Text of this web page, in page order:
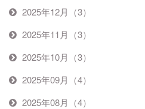
2025年12月（3）
2025年11月（3）
2025年10月（3）
2025年09月（4）
2025年08月（4）